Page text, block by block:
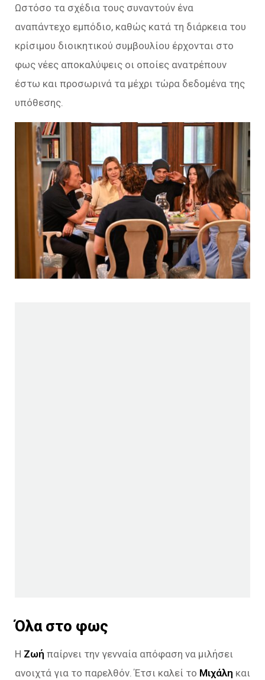
Ωστόσο τα σχέδια τους συναντούν ένα
αναπάντεχο εμπόδιο, καθώς κατά τη διάρκεια του
κρίσιμου διοικητικού συμβουλίου έρχονται στο
φως νέες αποκαλύψεις οι οποίες ανατρέπουν
έστω και προσωρινά τα μέχρι τώρα δεδομένα της
υπόθεσης.
Όλα στο φως
Η Ζωή παίρνει την γενναία απόφαση να μιλήσει
ανοιχτά για το παρελθόν. Έτσι καλεί το Μιχάλη και